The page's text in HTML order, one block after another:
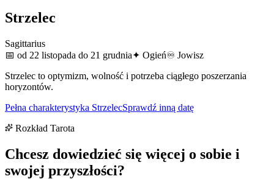
Strzelec
Sagittarius
📅 od 22 listopada do 21 grudnia✦ Ogień♾ Jowisz
Strzelec to optymizm, wolność i potrzeba ciągłego poszerzania
horyzontów.
Pełna charakterystyka StrzelecSprawdź inną datę
Rozkład Tarota
Chcesz dowiedzieć się więcej o sobie i
swojej przyszłości?